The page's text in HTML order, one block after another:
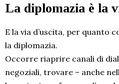
La diplomazia è la
E la via d’uscita, per quanto
la diplomazia.
Occorre riaprire canali di
negoziali, trovare – anche